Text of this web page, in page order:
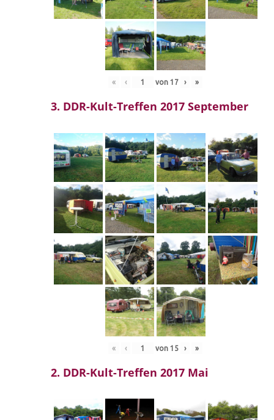
« ‹ von 17 › »
3. DDR-Kult-Treffen 2017 September
« ‹ von 15 › »
2. DDR-Kult-Treffen 2017 Mai